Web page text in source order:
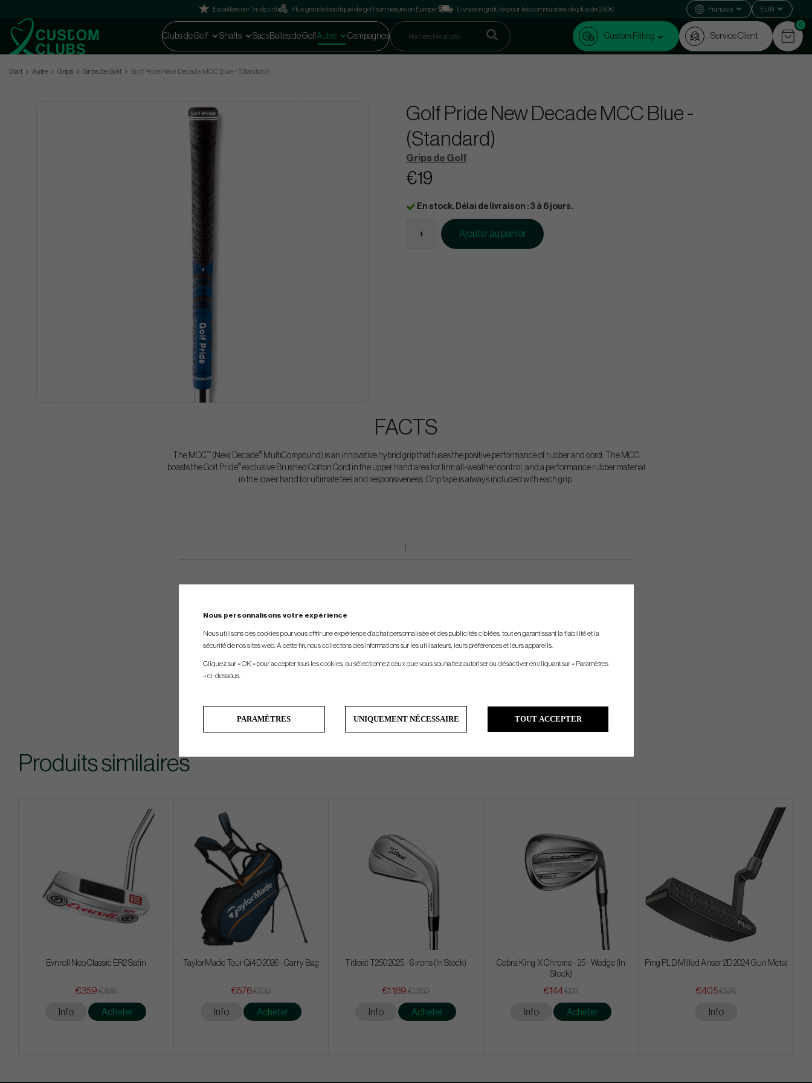
Excellent sur Trustpilot Plus grande boutique de golf sur mesure en Europe Livraison gratuite pour les commandes de plus de 250€ Français EUR
Clubs de Golf Shafts SacsBalles de GolfAutre Campagnes Custom Fitting Service Client
0
Start Autre Grips Grips de Golf Golf Pride New Decade MCC Blue - (Standard)
Golf Pride New Decade MCC Blue -
(Standard)
Grips de Golf
€19
En stock. Délai de livraison : 3 à 6 jours.
Ajouter au panier
FACTS
The MCC™ (New Decade® MultiCompound) is an innovative hybrid grip that fuses the positive performance of rubber and cord. The MCC
boasts the Golf Pride®exclusive Brushed Cotton Cord in the upper hand area for firm all-weather control, and a performance rubber material
in the lower hand for ultimate feel and responsiveness. Grip tape is always included with each grip.
Produits similaires
Evnroll Neo Classic ER2 Satin
€359 €486
Info Acheter
TaylorMade Tour Qi4D 2026 - Carry Bag
€576€630
Info Acheter
Titleist T250 2025 - 6 irons (In Stock)
€1 169 €1 350
Info Acheter
Cobra King-X Chrome - 25 - Wedge (In
Stock)
€144€171
Info Acheter
Ping PLD Milled Anser 2D 2024 Gun Metal
€405€528
Info
Nous personnalisons votre expérience
Nous utilisons des cookies pour vous offrir une expérience d'achat personnalisée et des publicités ciblées, tout en garantissant la fiabilité et la
sécurité de nos sites web. À cette fin, nous collectons des informations sur les utilisateurs, leurs préférences et leurs appareils.
Cliquez sur « OK » pour accepter tous les cookies, ou sélectionnez ceux que vous souhaitez autoriser ou désactiver en cliquant sur « Paramètres
» ci-dessous.
PARAMÈTRES UNIQUEMENT NÉCESSAIRE TOUT ACCEPTER